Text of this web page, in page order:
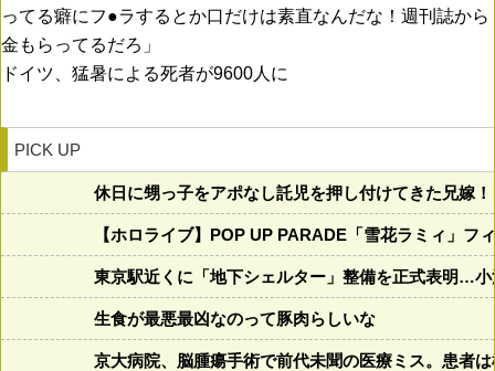
ってる癖にフ●ラするとか口だけは素直なんだな！週刊誌から
金もらってるだろ」
ドイツ、猛暑による死者が9600人に
PICK UP
休日に甥っ子をアポなし託児を押し付けてきた兄嫁
【ホロライブ】POP UP PARADE「雪花ラミィ」フ
東京駅近くに「地下シェルター」整備を正式表明…
生食が最悪最凶なのって豚肉らしいな
京大病院、脳腫瘍手術で前代未聞の医療ミス。患者